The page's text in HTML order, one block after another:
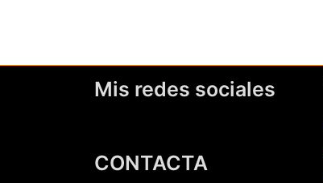
Mis redes sociales
CONTACTA